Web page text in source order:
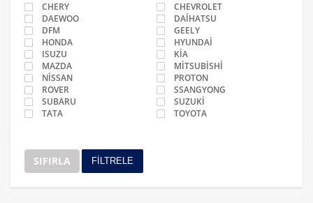
CHERY
CHEVROLET
DAEWOO
DAİHATSU
DFM
GEELY
HONDA
HYUNDAİ
ISUZU
KİA
MAZDA
MİTSUBİSHİ
NİSSAN
PROTON
ROVER
SSANGYONG
SUBARU
SUZUKİ
TATA
TOYOTA
SIFIRLA FİLTRELE